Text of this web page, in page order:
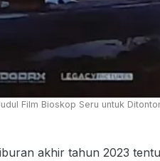
Film Bioskop Seru untuk
akhir tahun 2023